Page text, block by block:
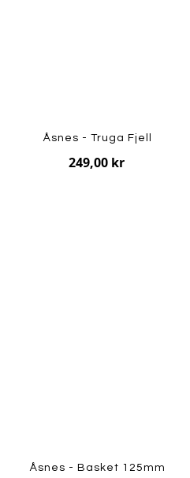
Åsnes - Truga Fjell
249,00 kr
Åsnes - Basket 125mm